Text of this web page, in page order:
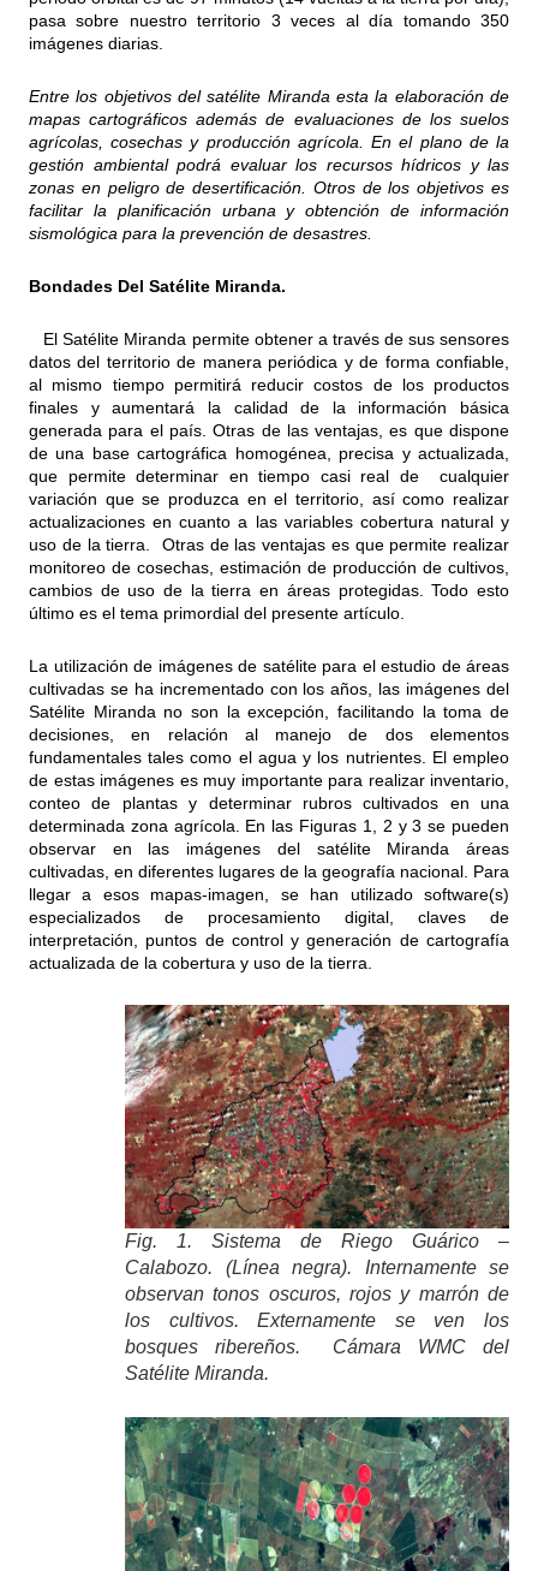
pasa sobre nuestro territorio 3 veces al día tomando 350
imágenes diarias.
Entre los objetivos del satélite Miranda esta la elaboración de
mapas cartográficos además de evaluaciones de los suelos
agrícolas, cosechas y producción agrícola. En el plano de la
gestión ambiental podrá evaluar los recursos hídricos y las
zonas en peligro de desertificación. Otros de los objetivos es
facilitar la planificación urbana y obtención de información
sismológica para la prevención de desastres.
Bondades Del Satélite Miranda.
El Satélite Miranda permite obtener a través de sus sensores
datos del territorio de manera periódica y de forma confiable,
al mismo tiempo permitirá reducir costos de los productos
finales y aumentará la calidad de la información básica
generada para el país. Otras de las ventajas, es que dispone
de una base cartográfica homogénea, precisa y actualizada,
que permite determinar en tiempo casi real de cualquier
variación que se produzca en el territorio, así como realizar
actualizaciones en cuanto a las variables cobertura natural y
uso de la tierra. Otras de las ventajas es que permite realizar
monitoreo de cosechas, estimación de producción de cultivos,
cambios de uso de la tierra en áreas protegidas. Todo esto
último es el tema primordial del presente artículo.
La utilización de imágenes de satélite para el estudio de áreas
cultivadas se ha incrementado con los años, las imágenes del
Satélite Miranda no son la excepción, facilitando la toma de
decisiones, en relación al manejo de dos elementos
fundamentales tales como el agua y los nutrientes. El empleo
de estas imágenes es muy importante para realizar inventario,
conteo de plantas y determinar rubros cultivados en una
determinada zona agrícola. En las Figuras 1, 2 y 3 se pueden
observar en las imágenes del satélite Miranda áreas
cultivadas, en diferentes lugares de la geografía nacional. Para
llegar a esos mapas-imagen, se han utilizado software(s)
especializados de procesamiento digital, claves de
interpretación, puntos de control y generación de cartografía
actualizada de la cobertura y uso de la tierra.
Fig. 1. Sistema de Riego Guárico –
Calabozo. (Línea negra). Internamente se
observan tonos oscuros, rojos y marrón de
los cultivos. Externamente se ven los
bosques ribereños. Cámara WMC del
Satélite Miranda.